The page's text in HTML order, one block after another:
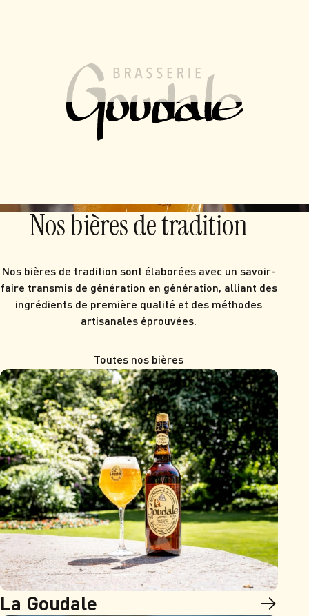
Depuis 1919, le brasseur
des grandes saveurs
Brasserie française, familiale et indépendante.
Nos bières de tradition
Nos bières de tradition sont élaborées avec un savoir-
faire transmis de génération en génération, alliant des
ingrédients de première qualité et des méthodes
artisanales éprouvées.
La Goudale
Toutes nos bières